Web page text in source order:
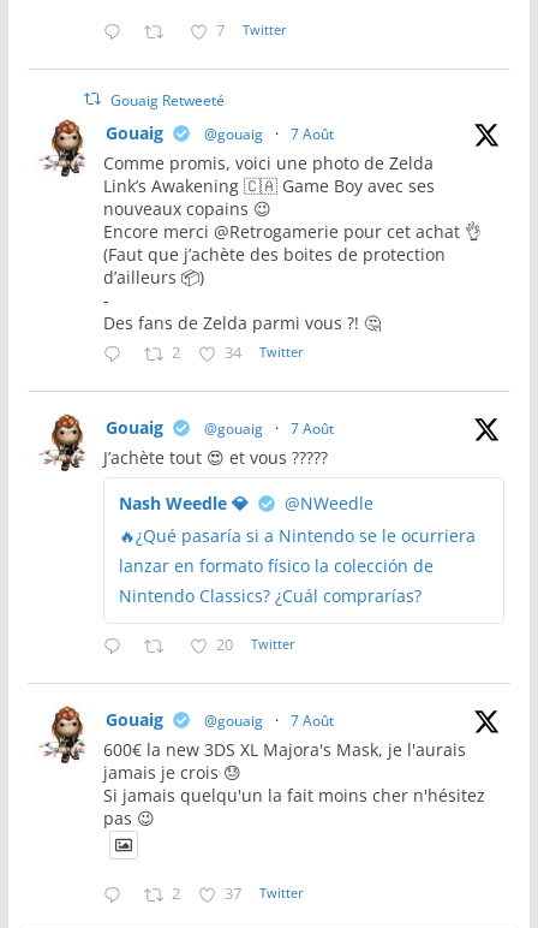
7 Twitter
Gouaig Retweeté
Gouaig @gouaig · 7 Août
Comme promis, voici une photo de Zelda
Link’s Awakening 🇨🇦 Game Boy avec ses
nouveaux copains 😉
Encore merci @Retrogamerie pour cet achat 👌
(Faut que j’achète des boites de protection
d’ailleurs 📦)
-
Des fans de Zelda parmi vous ?! 🤔
2 34 Twitter
Gouaig @gouaig · 7 Août
J’achète tout 😍 et vous ?????
Nash Weedle 💎
@NWeedle
🔥¿Qué pasaría si a Nintendo se le ocurriera
lanzar en formato físico la colección de
Nintendo Classics? ¿Cuál comprarías?
20 Twitter
Gouaig @gouaig · 7 Août
600€ la new 3DS XL Majora's Mask, je l'aurais
jamais je crois 😓
Si jamais quelqu'un la fait moins cher n'hésitez
pas 😉
2 37 Twitter